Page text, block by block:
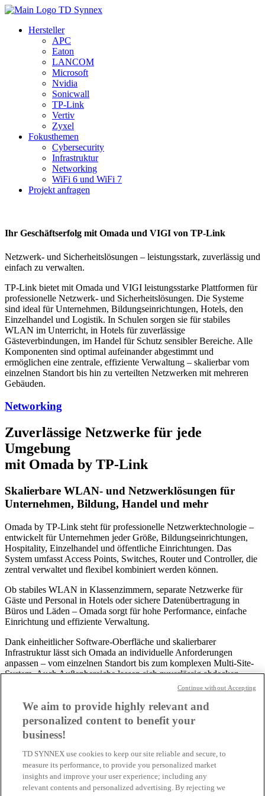
Hersteller
APC
Eaton
LANCOM
Microsoft
Nvidia
Sonicwall
TP-Link
Vertiv
Zyxel
Fokusthemen
Cybersecurity
Infrastruktur
Networking
WiFi 6 und WiFi 7
Projekt anfragen
Ihr Geschäftserfolg mit Omada und VIGI von TP-Link
Netzwerk- und Sicherheitslösungen – leistungsstark, zuverlässig und
einfach zu verwalten.
TP-Link bietet mit Omada und VIGI leistungsstarke Plattformen für
professionelle Netzwerk- und Sicherheitslösungen. Die Systeme
sind ideal für Unternehmen, Bildungseinrichtungen, Hotels, den
Einzelhandel und Logistik. In Schulen sorgen sie für stabiles
WLAN im Unterricht, in Hotels für zuverlässige
Gästeverbindungen, im Handel für Schutz sensibler Bereiche. Alle
Komponenten sind optimal aufeinander abgestimmt und
ermöglichen eine zentrale, effiziente Verwaltung – skalierbar vom
einzelnen Standort bis hin zu verteilten Netzwerken mit mehreren
Gebäuden.
Networking
Zuverlässige Netzwerke für jede
Umgebung
mit Omada by TP-Link
Skalierbare WLAN- und Netzwerklösungen für
Unternehmen, Bildung, Handel und mehr
Omada by TP-Link steht für professionelle Netzwerktechnologie –
entwickelt für Unternehmen jeder Größe, Bildungseinrichtungen,
Hospitality, Einzelhandel und öffentliche Einrichtungen. Das
System umfasst Access Points, Switches, Router und Controller, die
zentral verwaltet und flexibel kombiniert werden können.
Ob stabiles WLAN in Klassenzimmern, separate Netzwerke für
Gäste und Personal in Hotels oder sichere Datenübertragung in
Büros und Läden – Omada sorgt für hohe Performance, einfache
Einrichtung und effiziente Verwaltung.
Dank einheitlicher Software-Oberfläche und skalierbarer
Infrastruktur lässt sich Omada an individuelle Anforderungen
anpassen – vom einzelnen Standort bis zum komplexen Multi-Site-
System. Auch Außenbereiche lassen sich zuverlässig abdecken.
Mit Omada entsteht ein leistungsstarkes, zukunftssicheres Netzwerk
– zuverlässig, flexibel und einfach steuerbar.
WiFi 6/7 und 5G
We aim to provide highly relevant and
personalized content to benefit your
business!
TD SYNNEX use cookies to keep our site reliable and secure, to
measure its performance, to provide you personalized market
insights and improve your user experience; including any
relevant contents and personalized advertising. By rejecting we
Continue without Accepting